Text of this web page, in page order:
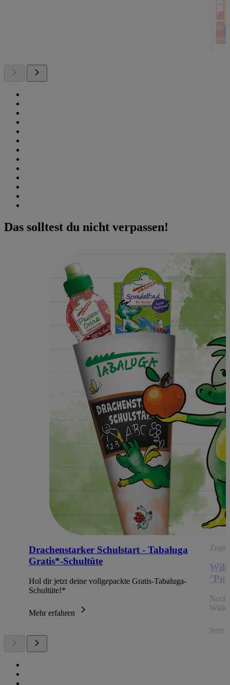
Das solltest du nicht verpassen!
Drachenstarker Schulstart - Tabaluga
Gratis*-Schultüte
Hol dir jetzt deine vollgepackte Gratis-Tabaluga-
Schultüte!*
Mehr erfahren
Noch
Jetzt